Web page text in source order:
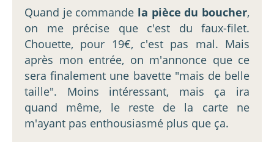
Quand je commande la pièce du boucher,
on me précise que c'est du faux-filet.
Chouette, pour 19€, c'est pas mal. Mais
après mon entrée, on m'annonce que ce
sera finalement une bavette "mais de belle
taille". Moins intéressant, mais ça ira
quand même, le reste de la carte ne
m'ayant pas enthousiasmé plus que ça.